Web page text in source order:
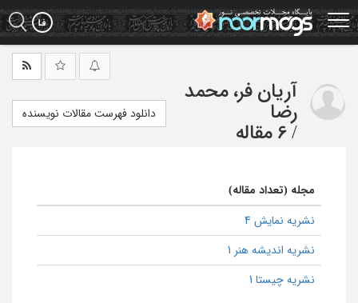
Skip
to
main
آریان فر، محمد
رضا
/ 6 مقاله
دانلود فهرست مقالات نویسنده
مجله (تعداد مقاله)
نشریه نمایش 4
نشریه اندیشه هنر 1
نشریه چیستا 1